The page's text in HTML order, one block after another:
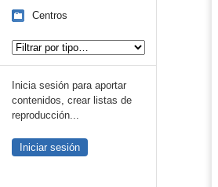
Centros
Inicia sesión para aportar
contenidos, crear listas de
reproducción...
Iniciar sesión